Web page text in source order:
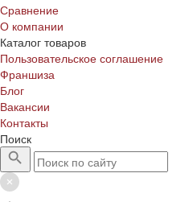
Сравнение
О компании
Каталог товаров
Пользовательское соглашение
Франшиза
Блог
Вакансии
Контакты
Поиск